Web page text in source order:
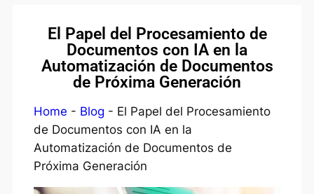
El Papel del Procesamiento de
Documentos con IA en la
Automatización de Documentos
de Próxima Generación
Home - Blog - El Papel del Procesamiento
de Documentos con IA en la
Automatización de Documentos de
Próxima Generación